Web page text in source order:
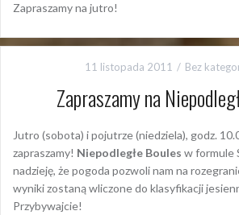
Zapraszamy na jutro!
11 listopada 2011 Bez
Zapraszamy na
Jutro (sobota) i pojutrze (niedziela), godz.
zapraszamy! Niepodległe Boules w formule
nadzieję, że pogoda pozwoli nam na
wyniki zostaną wliczone do klasyfikacji
Przybywajcie!